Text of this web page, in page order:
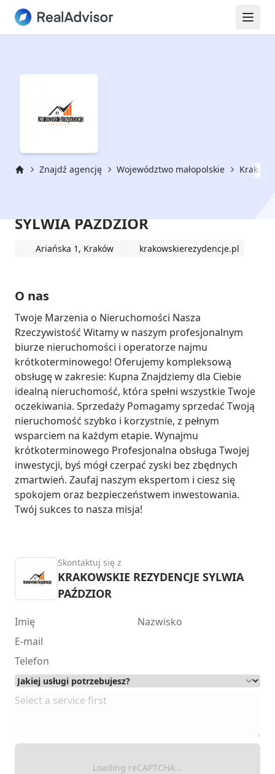
Znajdź agencję Województwo małopolskie Kraków
SYLWIA PAŹDZIOR
Ariańska 1, Kraków krakowskierezydencje.pl
O nas
Twoje Marzenia o Nieruchomości Nasza
Rzeczywistość Witamy w naszym profesjonalnym
biurze nieruchomości i operatorze najmu
krótkoterminowego! Oferujemy kompleksową
obsługę w zakresie: Kupna Znajdziemy dla Ciebie
idealną nieruchomość, która spełni wszystkie Twoje
oczekiwania. Sprzedaży Pomagamy sprzedać Twoją
nieruchomość szybko i korzystnie, z pełnym
wsparciem na każdym etapie. Wynajmu
krótkoterminowego Profesjonalna obsługa Twojej
inwestycji, byś mógł czerpać zyski bez zbędnych
zmartwień. Zaufaj naszym ekspertom i ciesz się
spokojem oraz bezpieczeństwem inwestowania.
Twój sukces to nasza misja!
Skontaktuj się z
KRAKOWSKIE REZYDENCJE SYLWIA
PAŹDZIOR
Loading reCAPTCHA...